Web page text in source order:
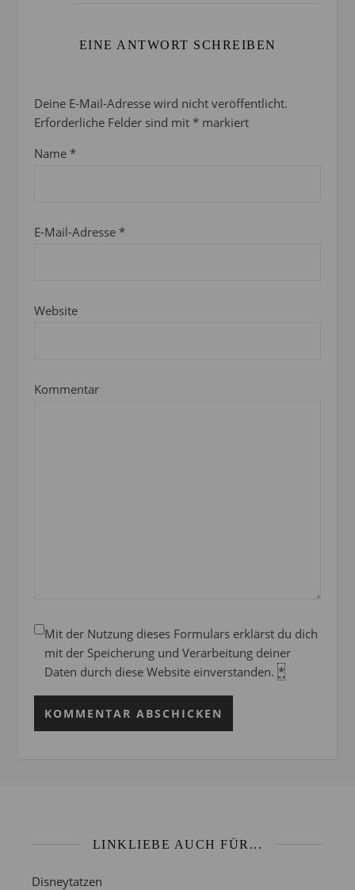
EINE ANTWORT SCHREIBEN
Deine E-Mail-Adresse wird nicht veröffentlicht.
Erforderliche Felder sind mit * markiert
Name *
E-Mail-Adresse *
Website
Kommentar
Mit der Nutzung dieses Formulars erklärst du dich
mit der Speicherung und Verarbeitung deiner
Daten durch diese Website einverstanden. *
LINKLIEBE AUCH FÜR...
Disneytatzen